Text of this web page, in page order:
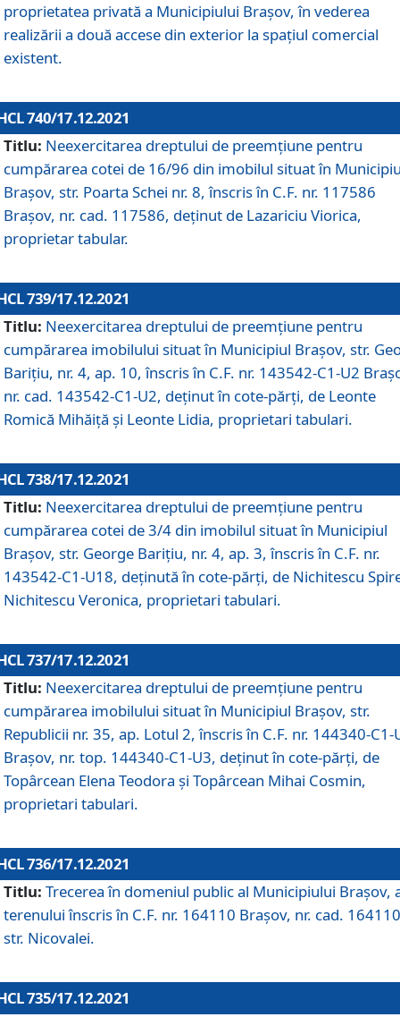
proprietatea privată a Municipiului Brașov, în vederea
realizării a două accese din exterior la spațiul comercial
existent.
740/17.12.2021
Titlu: Neexercitarea dreptului de preemţiune pentru
cumpărarea cotei de 16/96 din imobilul situat în
Braşov, str. Poarta Schei nr. 8, înscris în C.F. nr. 117586
Brașov, nr. cad. 117586, deținut de Lazariciu Viorica,
proprietar tabular.
739/17.12.2021
Titlu: Neexercitarea dreptului de preemţiune pentru
cumpărarea imobilului situat în Municipiul Braşov, str.
Barițiu, nr. 4, ap. 10, înscris în C.F. nr. 143542-C1-U2
nr. cad. 143542-C1-U2, deținut în cote-părți, de Leonte
Romică Mihăiță și Leonte Lidia, proprietari tabulari.
738/17.12.2021
Titlu: Neexercitarea dreptului de preemţiune pentru
cumpărarea cotei de 3/4 din imobilul situat în Municipiul
Braşov, str. George Barițiu, nr. 4, ap. 3, înscris în C.F. nr.
143542-C1-U18, deținută în cote-părți, de Nichitescu
Nichitescu Veronica, proprietari tabulari.
737/17.12.2021
Titlu: Neexercitarea dreptului de preemţiune pentru
cumpărarea imobilului situat în Municipiul Braşov, str.
Republicii nr. 35, ap. Lotul 2, înscris în C.F. nr. 144340-C1-
Brașov, nr. top. 144340-C1-U3, deținut în cote-părți, de
Topârcean Elena Teodora și Topârcean Mihai Cosmin,
proprietari tabulari.
736/17.12.2021
Titlu: Trecerea în domeniul public al Municipiului Braşov,
terenului înscris în C.F. nr. 164110 Brașov, nr. cad.
str. Nicovalei.
735/17.12.2021